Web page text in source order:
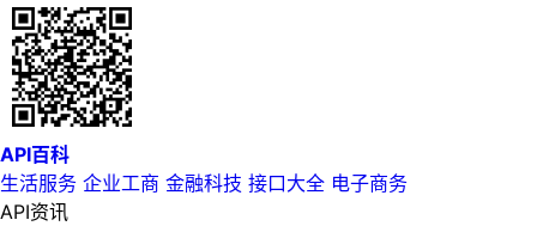
API百科
生活服务 企业工商 金融科技 接口大全 电子商务
API资讯